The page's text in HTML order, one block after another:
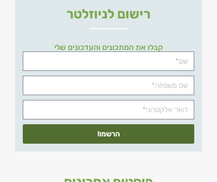
רישום לניוזלטר
קבלו את המתכונים והעדכונים שלי
הרשמו!